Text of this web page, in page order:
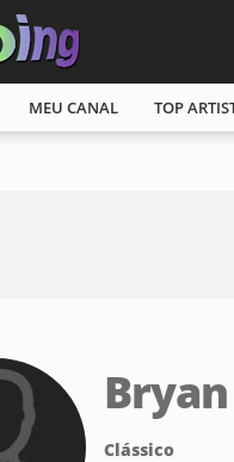
MEU CANAL TOP
Clássico